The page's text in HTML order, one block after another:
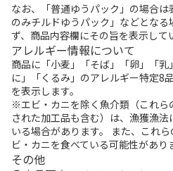
なお、「普通ゆうパック」の場合
のみチルドゆうパック」などとな
ず、商品内容欄にその旨を表示して
アレルギー情報について
商品に「小麦」「そば」「卵」「
に」「くるみ」のアレルギー特定8
を表示します。
※エビ・カニを除く魚介類（これら
された加工品も含む）は、漁獲漁
いる場合があります。 また、これ
ビ・カニを食べている可能性があり
その他